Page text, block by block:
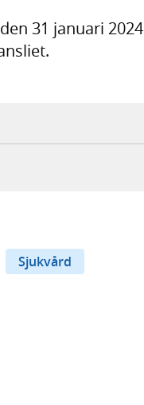
31 januari 2024
Sjukvård